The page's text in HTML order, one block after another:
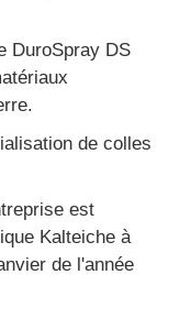
DuroSpray DS
de colles
est
Kalteiche à
de l'année